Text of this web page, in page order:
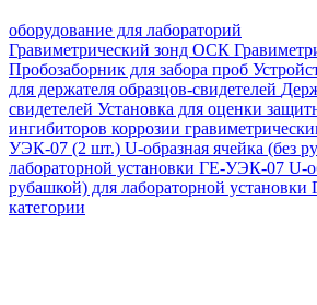
оборудование для лабораторий
Гравиметрический зонд ОСК
Пробозаборник для забора проб
для держателя образцов-свидетелей
свидетелей Установка для оценки
ингибиторов коррозии
УЭК-07 (2 шт.) U-образная ячейка (без
лабораторной установки ГЕ-УЭК-07 U-
рубашкой) для лабораторной
категории